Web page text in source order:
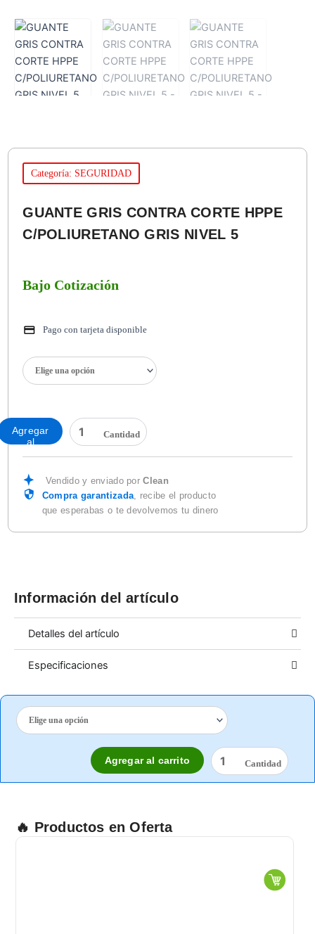
Categoría: SEGURIDAD
GUANTE GRIS CONTRA CORTE HPPE
C/POLIURETANO GRIS NIVEL 5
Bajo Cotización
Pago con tarjeta disponible
GRIS
HPPE
C/POLIURETANO
GRIS
NIVEL
5
cantidad
Agregar
al
Vendido y enviado porClean
Compra garantizada , recibe el producto
que esperabas o te devolvemos tu dinero
Información del artículo
Detalles del artículo
Especificaciones
GUANTE
GRIS
CORTE
HPPE
C/POLIURETANO
cantidad
Agregar al carrito
🔥 Productos en Oferta